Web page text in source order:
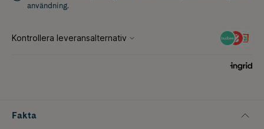
användning.
Fakta